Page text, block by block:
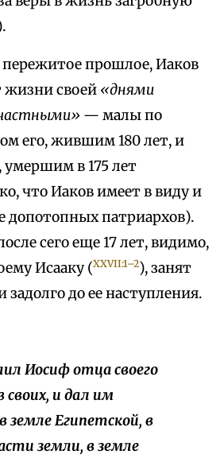
прошлое, Иаков
жизни своей «днями
— малы по
его, жившим 180 лет, и
в 175 лет
что Иаков имеет в виду и
допотопных патриархов).
сего еще 17 лет, видимо,
Исааку (XXVII:1–2), занят
до ее наступления.
Иосиф отца своего
своих, и дал им
земле Египетской, в
земли, в земле